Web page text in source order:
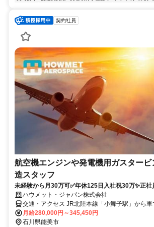
契約社員
航空機エンジンや発電機用ガスター
造スタッフ
未経験から月30万可✅年休125日入社祝30万✨正社
ハウメット・ジャパン株式会社
交通・アクセス JR北陸本線「小舞子駅」から
月給280,000円～345,450円
石川県能美市